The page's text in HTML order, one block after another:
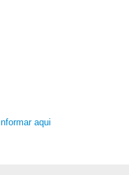
Informar aqui